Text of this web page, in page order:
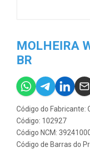
MOLHEIRA
BR
Código do Fabricante:
Código: 102927
Código NCM:
Código de Barras do